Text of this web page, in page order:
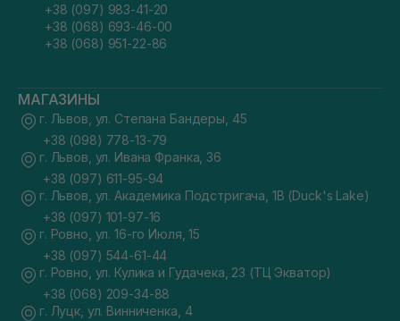
+38 (097) 983-41-20
+38 (068) 693-46-00
+38 (068) 951-22-86
МАГАЗИНЫ
г. Львов, ул. Степана Бандеры, 45
+38 (098) 778-13-79
г. Львов, ул. Ивана Франка, 36
+38 (097) 611-95-94
г. Львов, ул. Академика Подстригача, 1В (Duck's Lake)
+38 (097) 101-97-16
г. Ровно, ул. 16-го Июля, 15
+38 (097) 544-61-44
г. Ровно, ул. Кулика и Гудачека, 23 (ТЦ Экватор)
+38 (068) 209-34-88
г. Луцк, ул. Винниченка, 4